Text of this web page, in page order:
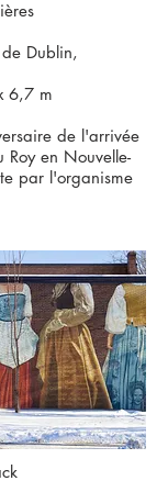
Dublin,
6,7 m
de l'arrivée
Roy en Nouvelle-
par l'organisme